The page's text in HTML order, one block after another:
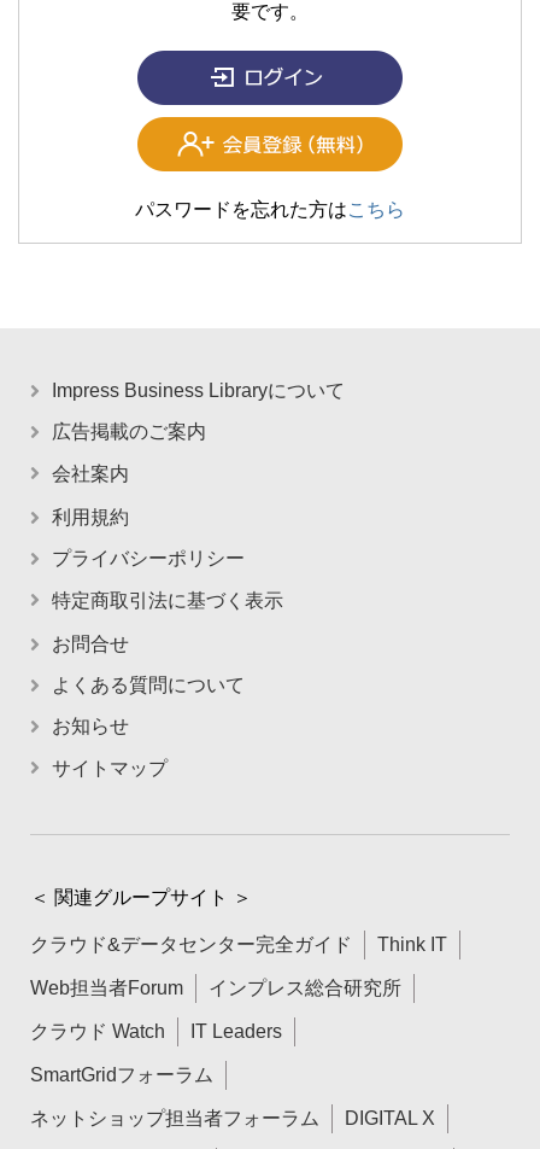
要です。
パスワードを忘れた方はこちら
Impress Business Libraryについて
広告掲載のご案内
会社案内
利用規約
プライバシーポリシー
特定商取引法に基づく表示
お問合せ
よくある質問について
お知らせ
サイトマップ
＜ 関連グループサイト ＞
クラウド&データセンター完全ガイド Think IT
Web担当者Forum インプレス総合研究所
クラウド Watch IT Leaders
SmartGridフォーラム
ネットショップ担当者フォーラム DIGITAL X